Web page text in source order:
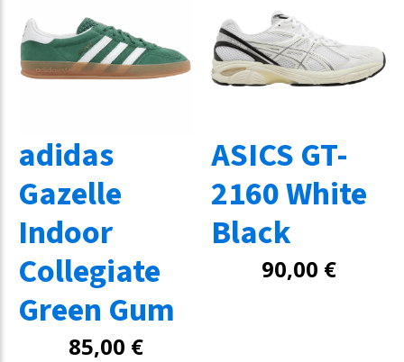
adidas
Gazelle
Indoor
Collegiate
Green Gum
85,00 €
ASICS GT-
2160 White
Black
90,00 €